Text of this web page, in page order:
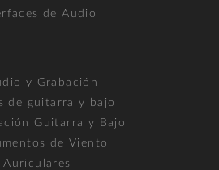
de Audio
y Grabación
de guitarra y bajo
Guitarra y Bajo
de Viento
Auriculares